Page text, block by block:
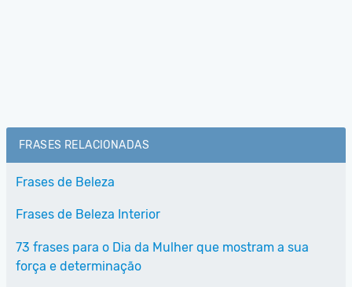
FRASES RELACIONADAS
Frases de Beleza
Frases de Beleza Interior
73 frases para o Dia da Mulher que mostram a sua
força e determinação